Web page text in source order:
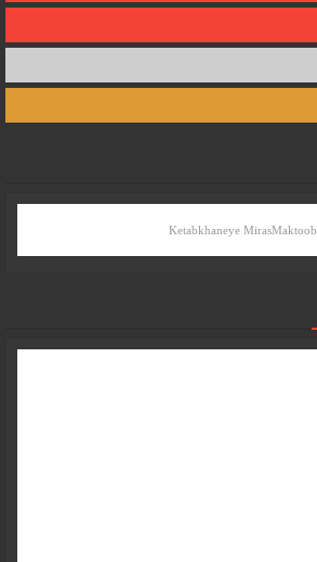
Ketabkhaneye MirasMaktoob